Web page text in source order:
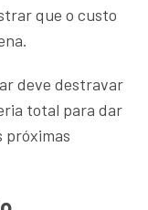
que o custo
deve destravar
total para dar
próximas